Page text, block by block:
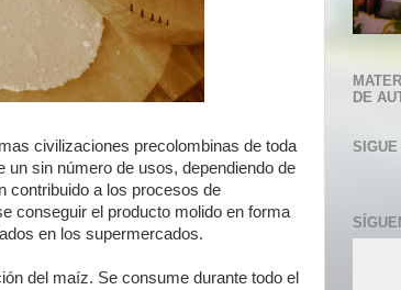
civilizaciones precolombinas de toda
sin número de usos, dependiendo de
contribuido a los procesos de
conseguir el producto molido en forma
en los supermercados.
del maíz. Se consume durante todo el
DE